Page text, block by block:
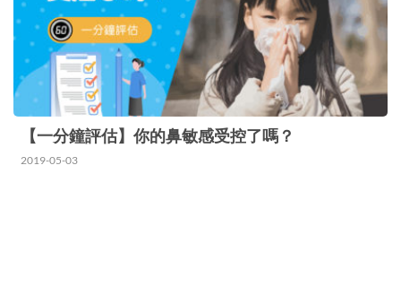
另…
【一分鐘評估】你的鼻敏感受控了嗎？
2019-05-03